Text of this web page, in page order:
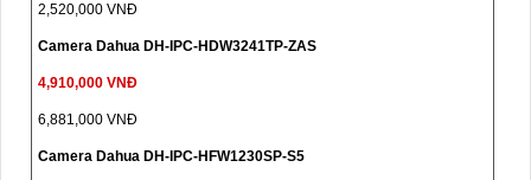
2,520,000 VNĐ
Camera Dahua DH-IPC-HDW3241TP-ZAS
4,910,000 VNĐ
6,881,000 VNĐ
Camera Dahua DH-IPC-HFW1230SP-S5